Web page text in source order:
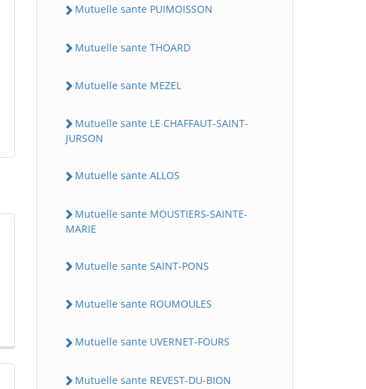
Mutuelle sante PUIMOISSON
Mutuelle sante THOARD
Mutuelle sante MEZEL
Mutuelle sante LE CHAFFAUT-SAINT-
JURSON
Mutuelle sante ALLOS
Mutuelle sante MOUSTIERS-SAINTE-
MARIE
Mutuelle sante SAINT-PONS
Mutuelle sante ROUMOULES
Mutuelle sante UVERNET-FOURS
Mutuelle sante REVEST-DU-BION